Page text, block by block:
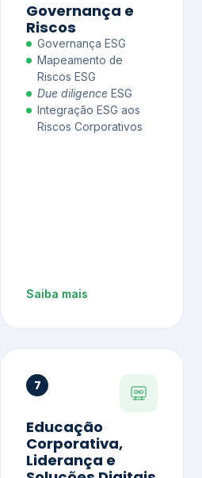
Governança e
Riscos
Governança ESG
Mapeamento de
Riscos ESG
Due diligence ESG
Integração ESG aos
Riscos Corporativos
Saiba mais
7
Educação
Corporativa,
Liderança e